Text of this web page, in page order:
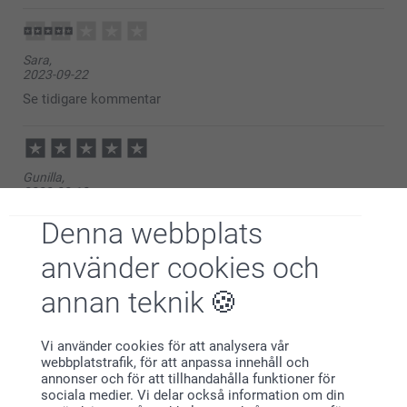
Denna webbplats
använder cookies och
annan teknik
Vi använder cookies för att analysera vår
webbplatstrafik, för att anpassa innehåll och
annonser och för att tillhandahålla funktioner för
sociala medier. Vi delar också information om din
Sara,
2023-09-22
Se tidigare kommentar
Gunilla,
2023-08-10
Visa mer
Relaterade produkter
Namnbricka Husdjur
2 varianter
Rullkoppel
359,00